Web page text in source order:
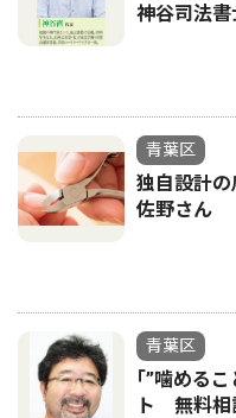
神谷司法
青葉区
独自設計
佐野さん
青葉区
｢”噛める
ト 無料相